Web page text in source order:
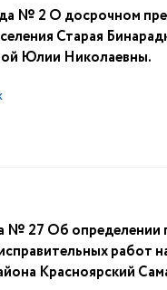
№ 2 О досрочном
Старая
Юлии Николаевны.
27 Об определении
работ
Красноярский